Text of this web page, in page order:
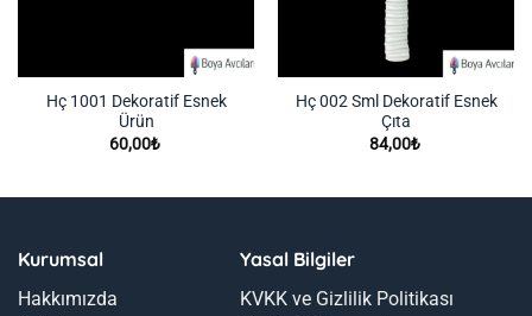
Hç 1001 Dekoratif Esnek
Ürün
60,00₺
Hç 002 Sml Dekoratif Esnek
Çıta
84,00₺
Kurumsal
Hakkımızda
Yasal Bilgiler
KVKK ve Gizlilik Politikası